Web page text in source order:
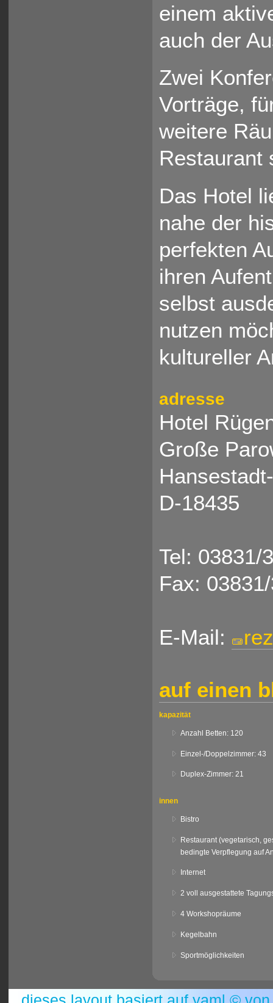
einem
auch der
Zwei
Vorträge,
weitere
Restaurant
Das Hotel
nahe der
perfekten
ihren
selbst
nutzen
kultureller
adresse
Hotel
Große
D-18435
Tel: 03831/
Fax:
E-Mail:
auf einen
kapazität
Anzahl Betten: 120
Einzel-/Doppelzimmer: 43
Duplex-Zimmer: 21
innen
Bistro
Restaurant (vegetarisch,
bedingte Verpflegung auf
Internet
2 voll ausgestattete
4 Workshopräume
Kegelbahn
Sportmöglichkeiten